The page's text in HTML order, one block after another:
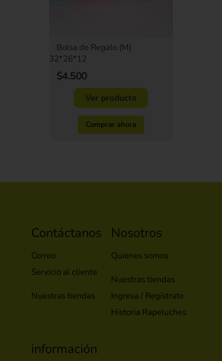
Bolsa de Regalo (M)
32*26*12
$4.500
Ver producto
Comprar ahora
Contáctanos
Correo
Servicio al cliente
Nuestras tiendas
Nosotros
Quienes somos
Nuestras tiendas
Ingresa / Regístrate
Historia Rapeluches
información